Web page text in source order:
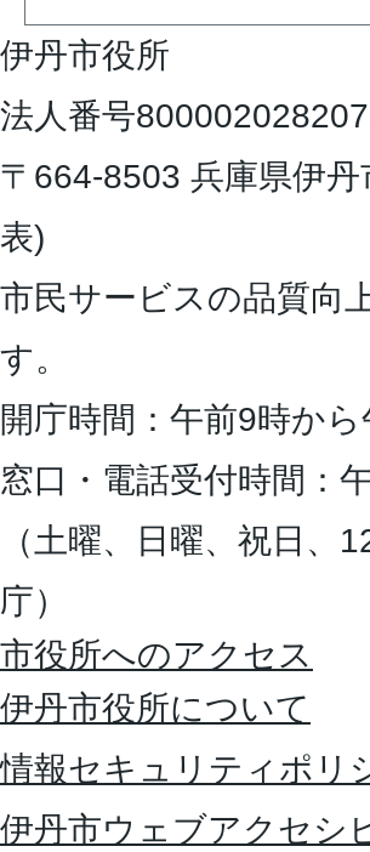
伊丹市役所
法人番号
〒664-8503 兵庫県伊丹
表)
市民サービスの品質向
す。
開庁時間：午前9時か
窓口・電話受付時間：
（土曜、日曜、祝日、
庁）
市役所へのアクセス
伊丹市役所について
情報セキュリティポリ
伊丹市ウェブアクセシ